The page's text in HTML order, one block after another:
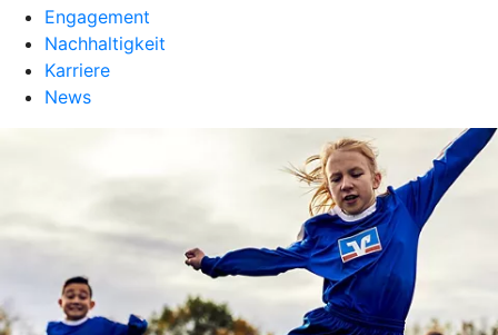
Engagement
Nachhaltigkeit
Karriere
News